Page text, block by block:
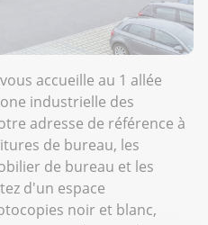
accueille au 1 allée
industrielle des
adresse de référence à
de bureau, les
de bureau et les
d'un espace
noir et blanc,